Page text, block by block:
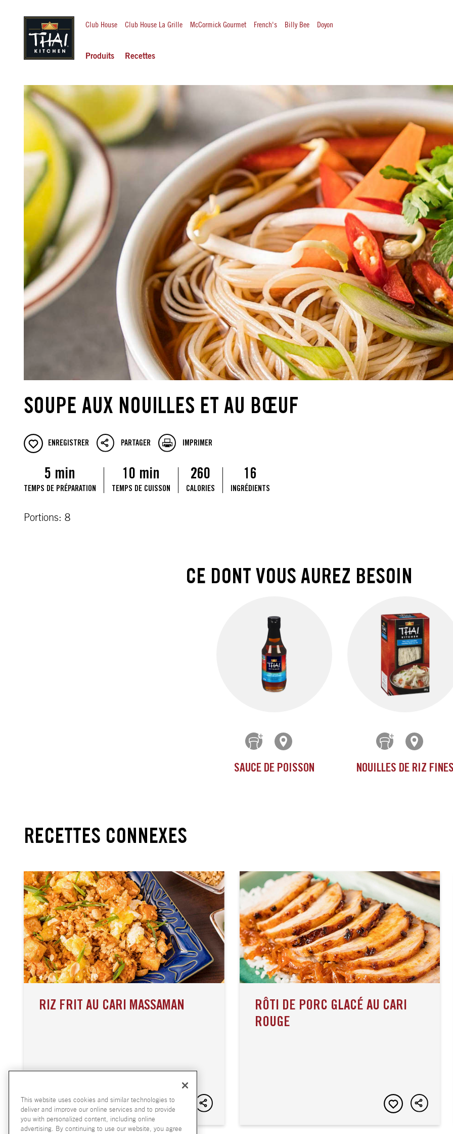
Club House Club House La Grille McCormick Gourmet French's Billy Bee Doyon
Produits Recettes
SOUPE AUX NOUILLES ET AU BŒUF
ENREGISTRER PARTAGER IMPRIMER
5 min
TEMPS DE PRÉPARATION
10 min
TEMPS DE CUISSON
260
CALORIES
16
INGRÉDIENTS
Portions: 8
CE DONT VOUS AUREZ BESOIN
SAUCE DE POISSON NOUILLES DE RIZ
RECETTES CONNEXES
RIZ FRIT AU CARI MASSAMAN
RÔTI DE PORC GLACÉ AU CARI
ROUGE
This website uses cookies and similar technologies to
deliver and improve our online services and to provide
you with personalized content, including online
advertising. By continuing to use our website, you agree